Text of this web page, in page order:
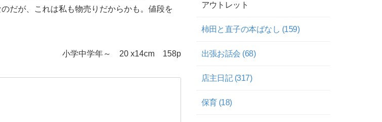
だが、これは私も物売りだからかも。値段を
小学中学年～ 20 x14cm 158p
アウトレット
柿田と直子の本ばなし (159)
出張お話会 (68)
店主日記 (317)
保育 (18)